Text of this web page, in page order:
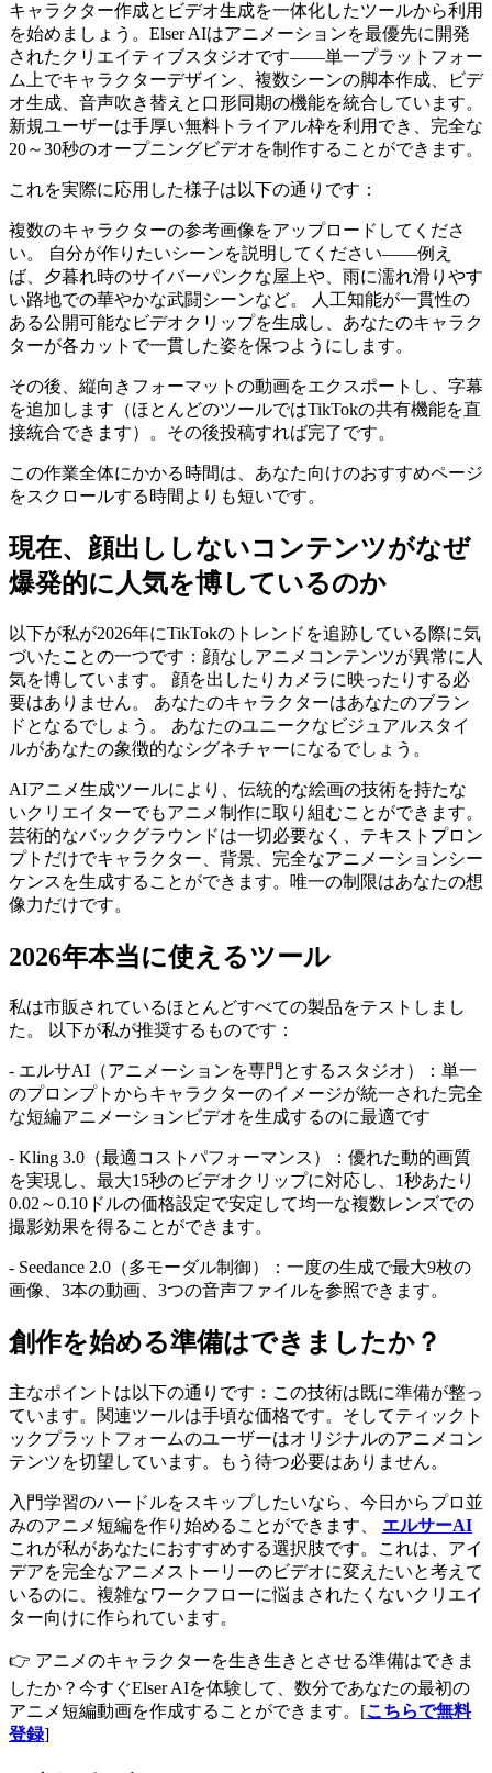
キャラクター作成とビデオ生成を一体化したツールから利用
を始めましょう。Elser AIはアニメーションを最優先に開発
されたクリエイティブスタジオです——単一プラットフォー
ム上でキャラクターデザイン、複数シーンの脚本作成、ビデ
オ生成、音声吹き替えと口形同期の機能を統合しています。
新規ユーザーは手厚い無料トライアル枠を利用でき、完全な
20～30秒のオープニングビデオを制作することができます。
これを実際に応用した様子は以下の通りです：
複数のキャラクターの参考画像をアップロードしてくださ
い。 自分が作りたいシーンを説明してください——例え
ば、夕暮れ時のサイバーパンクな屋上や、雨に濡れ滑りやす
い路地での華やかな武闘シーンなど。 人工知能が一貫性の
ある公開可能なビデオクリップを生成し、あなたのキャラク
ターが各カットで一貫した姿を保つようにします。
その後、縦向きフォーマットの動画をエクスポートし、字幕
を追加します（ほとんどのツールではTikTokの共有機能を直
接統合できます）。その後投稿すれば完了です。
この作業全体にかかる時間は、あなた向けのおすすめページ
をスクロールする時間よりも短いです。
現在、顔出ししないコンテンツがなぜ
爆発的に人気を博しているのか
以下が私が2026年にTikTokのトレンドを追跡している際に気
づいたことの一つです：顔なしアニメコンテンツが異常に人
気を博しています。 顔を出したりカメラに映ったりする必
要はありません。 あなたのキャラクターはあなたのブラン
ドとなるでしょう。 あなたのユニークなビジュアルスタイ
ルがあなたの象徴的なシグネチャーになるでしょう。
AIアニメ生成ツールにより、伝統的な絵画の技術を持たな
いクリエイターでもアニメ制作に取り組むことができます。
芸術的なバックグラウンドは一切必要なく、テキストプロン
プトだけでキャラクター、背景、完全なアニメーションシー
ケンスを生成することができます。唯一の制限はあなたの想
像力だけです。
2026年本当に使えるツール
私は市販されているほとんどすべての製品をテストしまし
た。 以下が私が推奨するものです：
- エルサAI（アニメーションを専門とするスタジオ）：単一
のプロンプトからキャラクターのイメージが統一された完全
な短編アニメーションビデオを生成するのに最適です
- Kling 3.0（最適コストパフォーマンス）：優れた動的画質
を実現し、最大15秒のビデオクリップに対応し、1秒あたり
0.02～0.10ドルの価格設定で安定して均一な複数レンズでの
撮影効果を得ることができます。
- Seedance 2.0（多モーダル制御）：一度の生成で最大9枚の
画像、3本の動画、3つの音声ファイルを参照できます。
創作を始める準備はできましたか？
主なポイントは以下の通りです：この技術は既に準備が整っ
ています。関連ツールは手頃な価格です。そしてティックト
ックプラットフォームのユーザーはオリジナルのアニメコン
テンツを切望しています。もう待つ必要はありません。
入門学習のハードルをスキップしたいなら、今日からプロ並
みのアニメ短編を作り始めることができます、 エルサーAI
これが私があなたにおすすめする選択肢です。これは、アイ
デアを完全なアニメストーリーのビデオに変えたいと考えて
いるのに、複雑なワークフローに悩まされたくないクリエイ
ター向けに作られています。
👉 アニメのキャラクターを生き生きとさせる準備はできま
したか？今すぐElser AIを体験して、数分であなたの最初の
アニメ短編動画を作成することができます。[こちらで無料
登録]